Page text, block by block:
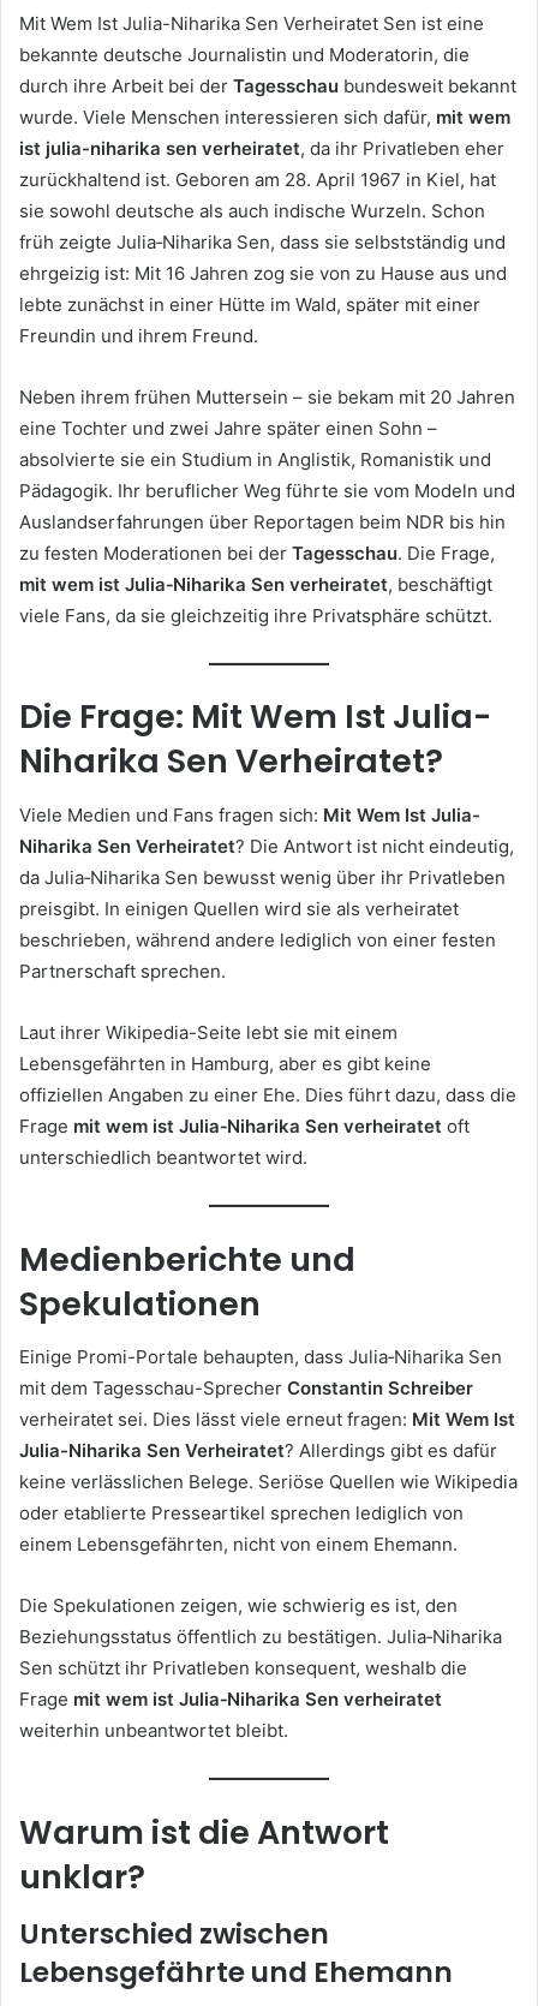
Mit Wem Ist Julia-Niharika Sen Verheiratet Sen ist eine
bekannte deutsche Journalistin und Moderatorin, die
durch ihre Arbeit bei der Tagesschau bundesweit bekannt
wurde. Viele Menschen interessieren sich dafür, mit wem
ist julia-niharika sen verheiratet, da ihr Privatleben eher
zurückhaltend ist. Geboren am 28. April 1967 in Kiel, hat
sie sowohl deutsche als auch indische Wurzeln. Schon
früh zeigte Julia‑Niharika Sen, dass sie selbstständig und
ehrgeizig ist: Mit 16 Jahren zog sie von zu Hause aus und
lebte zunächst in einer Hütte im Wald, später mit einer
Freundin und ihrem Freund.
Neben ihrem frühen Muttersein – sie bekam mit 20 Jahren
eine Tochter und zwei Jahre später einen Sohn –
absolvierte sie ein Studium in Anglistik, Romanistik und
Pädagogik. Ihr beruflicher Weg führte sie vom Modeln und
Auslandserfahrungen über Reportagen beim NDR bis hin
zu festen Moderationen bei der Tagesschau. Die Frage,
mit wem ist Julia‑Niharika Sen verheiratet, beschäftigt
viele Fans, da sie gleichzeitig ihre Privatsphäre schützt.
Die Frage: Mit Wem Ist Julia-
Niharika Sen Verheiratet?
Viele Medien und Fans fragen sich: Mit Wem Ist Julia-
Niharika Sen Verheiratet? Die Antwort ist nicht eindeutig,
da Julia‑Niharika Sen bewusst wenig über ihr Privatleben
preisgibt. In einigen Quellen wird sie als verheiratet
beschrieben, während andere lediglich von einer festen
Partnerschaft sprechen.
Laut ihrer Wikipedia-Seite lebt sie mit einem
Lebensgefährten in Hamburg, aber es gibt keine
offiziellen Angaben zu einer Ehe. Dies führt dazu, dass die
Frage mit wem ist Julia‑Niharika Sen verheiratet oft
unterschiedlich beantwortet wird.
Medienberichte und
Spekulationen
Einige Promi-Portale behaupten, dass Julia‑Niharika Sen
mit dem Tagesschau-Sprecher Constantin Schreiber
verheiratet sei. Dies lässt viele erneut fragen: Mit Wem Ist
Julia-Niharika Sen Verheiratet? Allerdings gibt es dafür
keine verlässlichen Belege. Seriöse Quellen wie Wikipedia
oder etablierte Presseartikel sprechen lediglich von
einem Lebensgefährten, nicht von einem Ehemann.
Die Spekulationen zeigen, wie schwierig es ist, den
Beziehungsstatus öffentlich zu bestätigen. Julia‑Niharika
Sen schützt ihr Privatleben konsequent, weshalb die
Frage mit wem ist Julia‑Niharika Sen verheiratet
weiterhin unbeantwortet bleibt.
Warum ist die Antwort
unklar?
Unterschied zwischen
Lebensgefährte und Ehemann